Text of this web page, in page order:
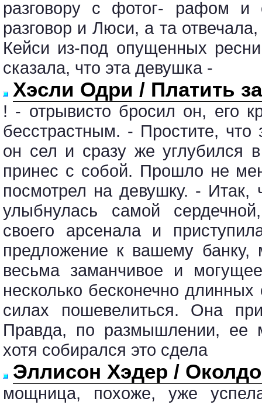
разговору с фотог- рафом
разговор и Люси, а та
Кейси из-под опущенных
сказала, что эта девушка -
Хэсли Одри / Платить
! - отрывисто бросил он, его
бесстрастным. - Простите, что
он сел и сразу же углубился
принес с собой. Прошло не
посмотрел на девушку. -
улыбнулась самой
своего арсенала и
предложение к вашему
весьма заманчивое и
несколько бесконечно
силах пошевелиться. Она
Правда, по размышлении, ее
хотя собирался это сдела
Эллисон Хэдер /
мощница, похоже, уже